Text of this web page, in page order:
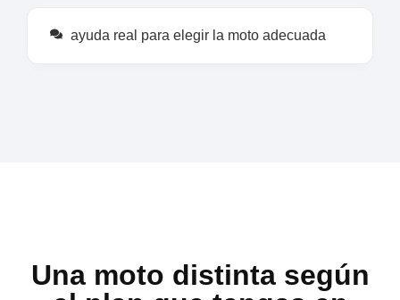
ayuda real para elegir la moto adecuada
Una moto distinta según